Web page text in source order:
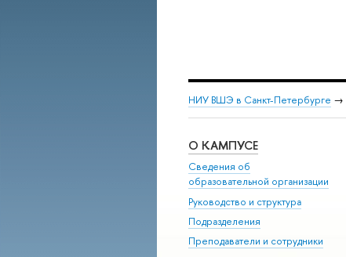
НИУ ВШЭ в Санкт-Петербурге →
О КАМПУСЕ
Сведения об
образовательной организации
Руководство и структура
Подразделения
Преподаватели и сотрудники